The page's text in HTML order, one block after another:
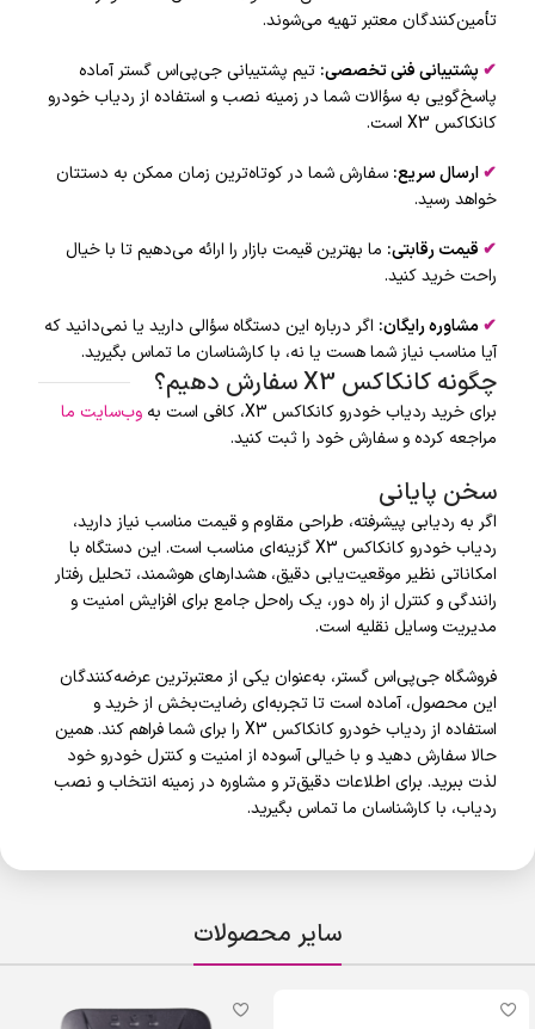
تأمین‌کنندگان معتبر تهیه می‌شوند.
✔ پشتیبانی فنی تخصصی: تیم پشتیبانی جی‌پی‌اس گستر آماده
پاسخ‌گویی به سؤالات شما در زمینه نصب و استفاده از ردیاب خودرو
کانکاکس X3 است.
✔ارسال سریع: سفارش شما در کوتاه‌ترین زمان ممکن به دستتان
خواهد رسید.
✔ قیمت رقابتی: ما بهترین قیمت بازار را ارائه می‌دهیم تا با خیال
راحت خرید کنید.
✔مشاوره رایگان: اگر درباره این دستگاه سؤالی دارید یا نمی‌دانید که
آیا مناسب نیاز شما هست یا نه، با کارشناسان ما تماس بگیرید.
چگونه کانکاکس X3 سفارش دهیم؟
برای خرید ردیاب خودرو کانکاکس X3، کافی است به
وب‌سایت ما
مراجعه کرده و سفارش خود را ثبت کنید.
سخن پایانی
اگر به ردیابی پیشرفته، طراحی مقاوم و قیمت مناسب نیاز دارید،
ردیاب خودرو کانکاکس X3 گزینه‌ای مناسب است. این دستگاه با
امکاناتی نظیر موقعیت‌یابی دقیق، هشدارهای هوشمند، تحلیل رفتار
رانندگی و کنترل از راه دور، یک راه‌حل جامع برای افزایش امنیت و
مدیریت وسایل نقلیه است.
فروشگاه جی‌پی‌اس گستر، به‌عنوان یکی از معتبرترین عرضه‌کنندگان
این محصول، آماده است تا تجربه‌ای رضایت‌بخش از خرید و
استفاده از ردیاب خودرو کانکاکس X3 را برای شما فراهم کند. همین
حالا سفارش دهید و با خیالی آسوده از امنیت و کنترل خودرو خود
لذت ببرید. برای اطلاعات دقیق‌تر و مشاوره در زمینه انتخاب و نصب
ردیاب، با کارشناسان ما تماس بگیرید.
سایر محصولات